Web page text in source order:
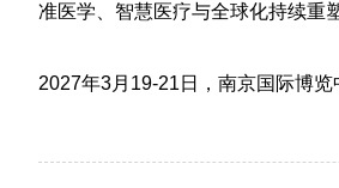
准医学、智慧医疗与全球化持续重
2027年3月19-21日， 南京国际博览